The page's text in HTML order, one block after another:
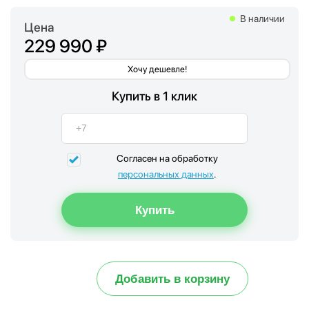
Цена
229 990 ₽
Хочу дешевле!
В наличии
Купить в 1 клик
Согласен на обработку
персональных данных.
Добавить в корзину